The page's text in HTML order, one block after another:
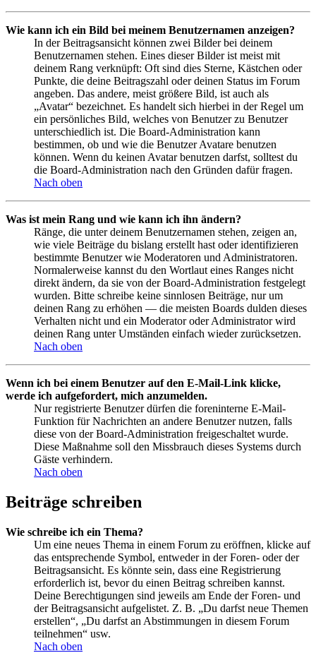
Wie kann ich ein Bild bei meinem Benutzernamen anzeigen?
In der Beitragsansicht können zwei Bilder bei deinem
Benutzernamen stehen. Eines dieser Bilder ist meist mit
deinem Rang verknüpft: Oft sind dies Sterne, Kästchen oder
Punkte, die deine Beitragszahl oder deinen Status im Forum
angeben. Das andere, meist größere Bild, ist auch als
„Avatar“ bezeichnet. Es handelt sich hierbei in der Regel um
ein persönliches Bild, welches von Benutzer zu Benutzer
unterschiedlich ist. Die Board-Administration kann
bestimmen, ob und wie die Benutzer Avatare benutzen
können. Wenn du keinen Avatar benutzen darfst, solltest du
die Board-Administration nach den Gründen dafür fragen.
Nach oben
Was ist mein Rang und wie kann ich ihn ändern?
Ränge, die unter deinem Benutzernamen stehen, zeigen an,
wie viele Beiträge du bislang erstellt hast oder identifizieren
bestimmte Benutzer wie Moderatoren und Administratoren.
Normalerweise kannst du den Wortlaut eines Ranges nicht
direkt ändern, da sie von der Board-Administration festgelegt
wurden. Bitte schreibe keine sinnlosen Beiträge, nur um
deinen Rang zu erhöhen — die meisten Boards dulden dieses
Verhalten nicht und ein Moderator oder Administrator wird
deinen Rang unter Umständen einfach wieder zurücksetzen.
Nach oben
Wenn ich bei einem Benutzer auf den E-Mail-Link klicke,
werde ich aufgefordert, mich anzumelden.
Nur registrierte Benutzer dürfen die foreninterne E-Mail-
Funktion für Nachrichten an andere Benutzer nutzen, falls
diese von der Board-Administration freigeschaltet wurde.
Diese Maßnahme soll den Missbrauch dieses Systems durch
Gäste verhindern.
Nach oben
Beiträge schreiben
Wie schreibe ich ein Thema?
Um eine neues Thema in einem Forum zu eröffnen, klicke auf
das entsprechende Symbol, entweder in der Foren- oder der
Beitragsansicht. Es könnte sein, dass eine Registrierung
erforderlich ist, bevor du einen Beitrag schreiben kannst.
Deine Berechtigungen sind jeweils am Ende der Foren- und
der Beitragsansicht aufgelistet. Z. B. „Du darfst neue Themen
erstellen“, „Du darfst an Abstimmungen in diesem Forum
teilnehmen“ usw.
Nach oben